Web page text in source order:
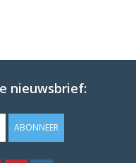
nieuwsbrief:
ABONNEER